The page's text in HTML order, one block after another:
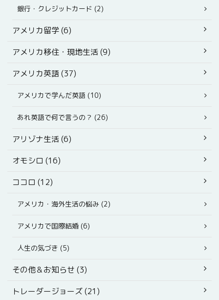
銀行・クレジットカード (2)
アメリカ留学 (6)
アメリカ移住・現地生活 (9)
アメリカ英語 (37)
アメリカで学んだ英語 (10)
あれ英語で何で言うの？ (26)
アリゾナ生活 (6)
オモシロ (16)
ココロ (12)
アメリカ・海外生活の悩み (2)
アメリカで国際結婚 (6)
人生の気づき (5)
その他＆お知らせ (3)
トレーダージョーズ (21)